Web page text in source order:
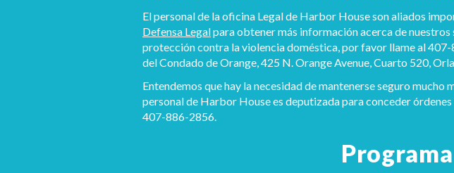
El personal de la oficina Legal de Harbor House son aliados
Defensa Legalpara obtener más información acerca de
protección contra la violencia doméstica, por favor llame al
del Condado de Orange, 425 N. Orange Avenue, Cuarto 520,
Entendemos que hay la necesidad de mantenerse seguro
personal de Harbor House es deputizada para conceder
407-886-2856.